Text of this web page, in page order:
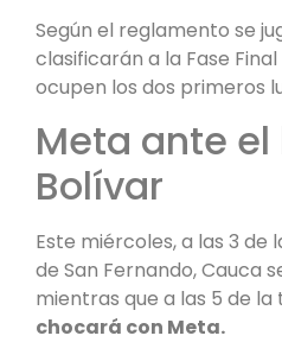
Según el reglamento se
clasificarán a la Fase
ocupen los dos primeros
Meta ante el
Bolívar
Este miércoles, a las 3 de
de San Fernando, Cauca
mientras que a las 5 de la
chocará con Meta.